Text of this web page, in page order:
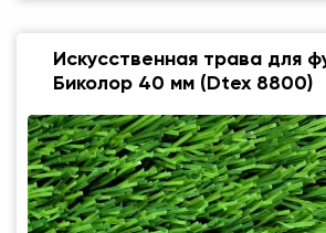
Искусственная трава для
Биколор 40 мм (Dtex 8800)